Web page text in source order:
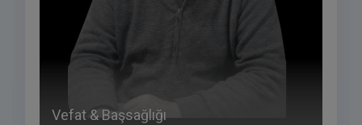
Vefat & Başsağlığı